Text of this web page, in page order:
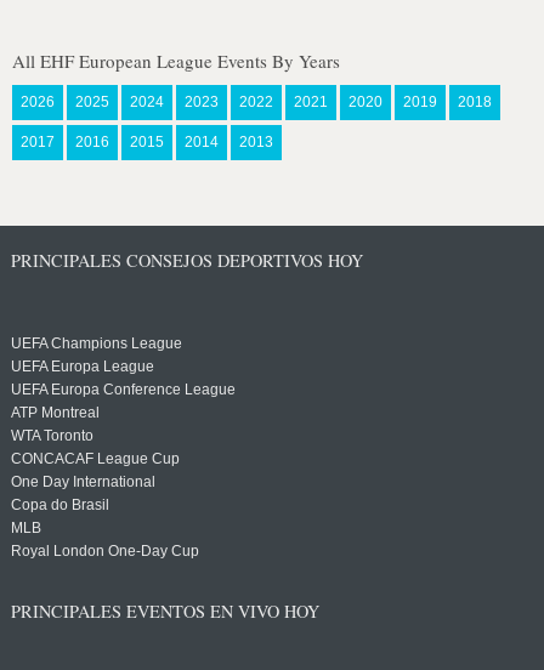
All EHF European League Events By Years
2026 2025 2024 2023 2022 2021 2020 2019 2018
2017 2016 2015 2014 2013
PRINCIPALES CONSEJOS DEPORTIVOS HOY
UEFA Champions League
UEFA Europa League
UEFA Europa Conference League
ATP Montreal
WTA Toronto
CONCACAF League Cup
One Day International
Copa do Brasil
MLB
Royal London One-Day Cup
PRINCIPALES EVENTOS EN VIVO HOY